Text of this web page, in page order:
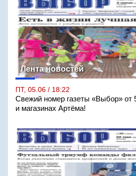
Лента новостей
ПТ, 05.06 / 18:22
Свежий номер газеты «Выбор» от
и магазинах Артёма!